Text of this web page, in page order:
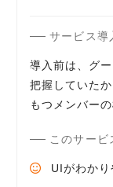
サービス導
導入前は、グ
把握していた
もつメンバー
このサービ
UIがわかり